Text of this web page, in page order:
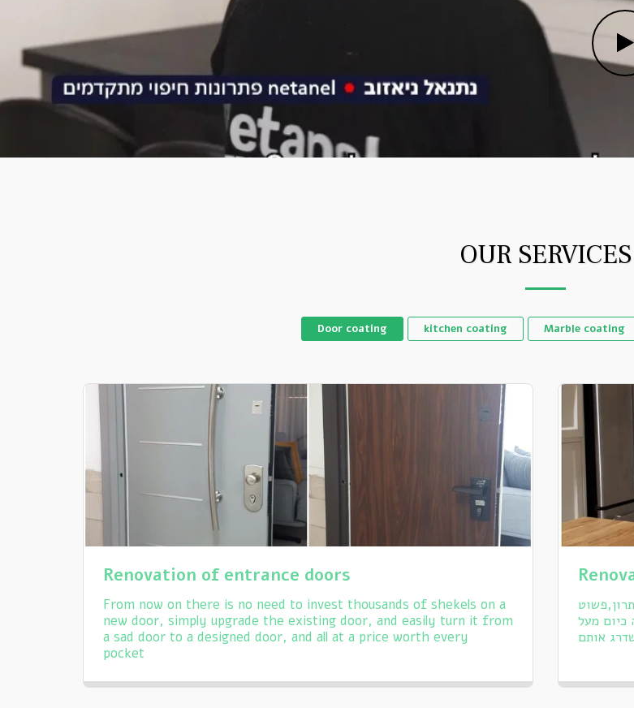
OUR SERVICES
Door coating kitchen coating Marble coating
Renovation of entrance doors
From now on there is no need to invest thousands of shekels on a
new door, simply upgrade the existing door, and easily turn it from
a sad door to a designed door, and all at a price worth every
pocket
מעל